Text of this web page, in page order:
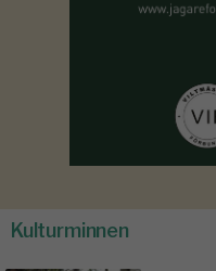
Kulturminnen